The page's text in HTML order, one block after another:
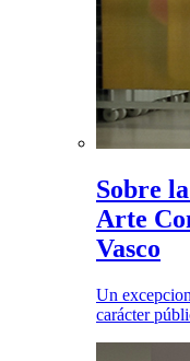
Sobre
Arte
Vasco
Un
carácter